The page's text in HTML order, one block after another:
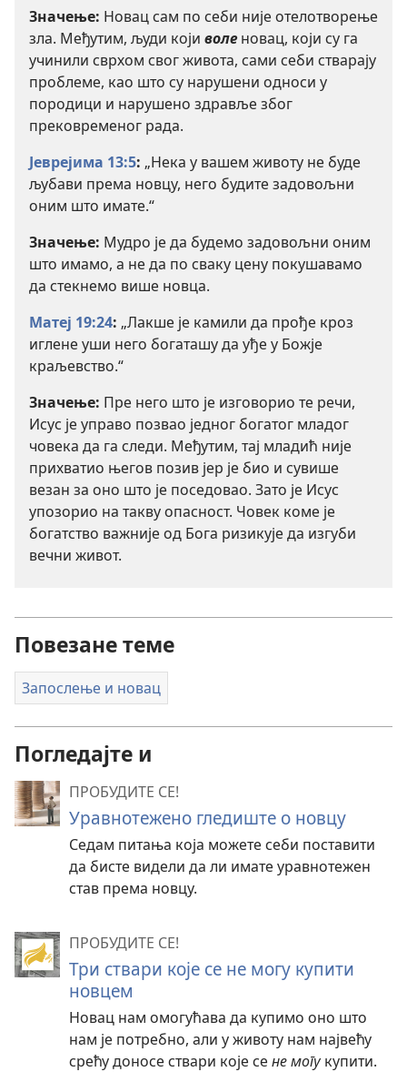
Значење: Новац сам по себи није отелотворење
зла. Међутим, људи који воленовац, који су га
учинили сврхом свог живота, сами себи стварају
проблеме, као што су нарушени односи у
породици и нарушено здравље због
прековременог рада.
Јеврејима 13:5: „Нека у вашем животу не буде
љубави према новцу, него будите задовољни
оним што имате.“
Значење: Мудро је да будемо задовољни оним
што имамо, а не да по сваку цену покушавамо
да стекнемо више новца.
Матеј 19:24: „Лакше је камили да прође кроз
иглене уши него богаташу да уђе у Божје
краљевство.“
Значење: Пре него што је изговорио те речи,
Исус је управо позвао једног богатог младог
човека да га следи. Међутим, тај младић није
прихватио његов позив јер је био и сувише
везан за оно што је поседовао. Зато је Исус
упозорио на такву опасност. Човек коме је
богатство важније од Бога ризикује да изгуби
вечни живот.
Повезане теме
Запослење и новац
Погледајте и
ПРОБУДИТЕ СЕ!
Уравнотежено гледиште о новцу
Седам питања која можете себи поставити
да бисте видели да ли имате уравнотежен
став према новцу.
ПРОБУДИТЕ СЕ!
Три ствари које се не могу купити
новцем
Новац нам омогућава да купимо оно што
нам је потребно, али у животу нам највећу
срећу доносе ствари које се не могукупити.